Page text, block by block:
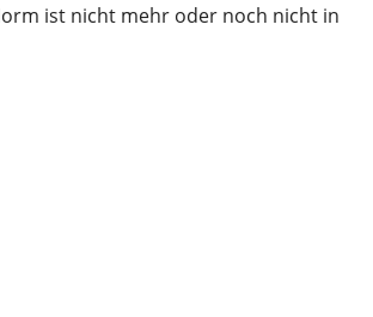
ist nicht mehr oder noch nicht in